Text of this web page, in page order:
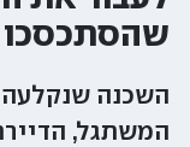
שהסתכסכו
השכנה
המשתגל,